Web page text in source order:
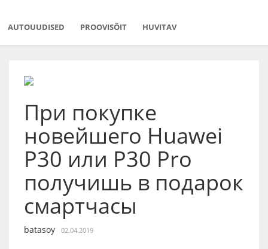
AUTOUUDISED PROOVISÕIT HUVITAV
При покупке
новейшего Huawei
P30 или P30 Pro
получишь в подарок
смартчасы
batasoy 02.04.2019